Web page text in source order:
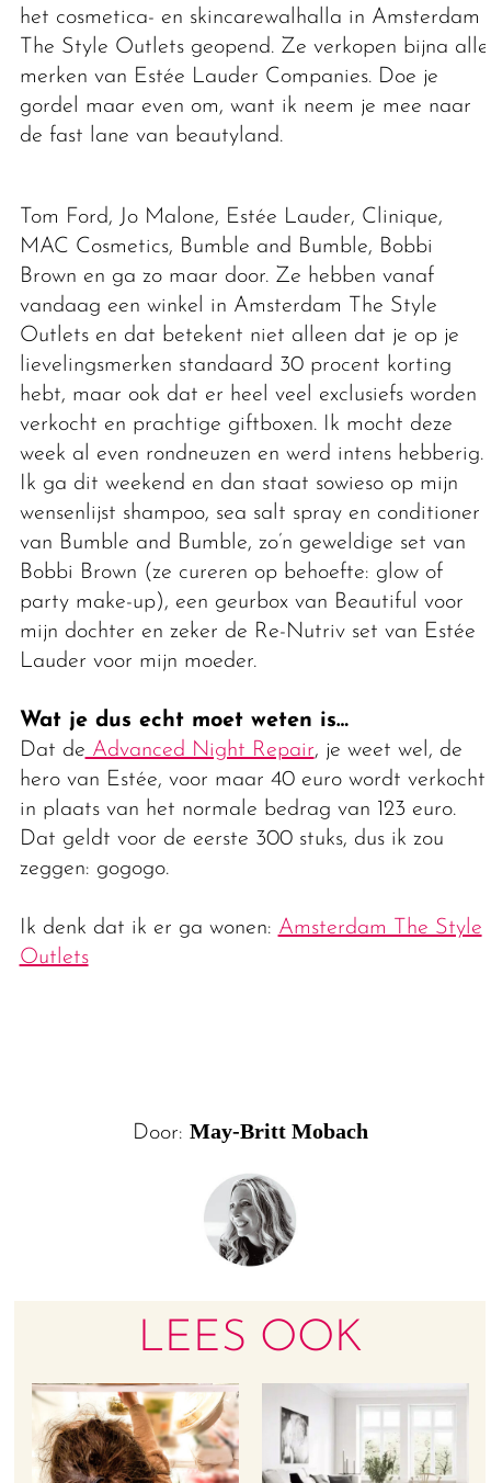
het cosmetica- en skincarewalhalla in Amsterdam
The Style Outlets geopend. Ze verkopen bijna alle
merken van Estée Lauder Companies. Doe je
gordel maar even om, want ik neem je mee naar
de fast lane van beautyland.
Tom Ford, Jo Malone, Estée Lauder, Clinique,
MAC Cosmetics, Bumble and Bumble, Bobbi
Brown en ga zo maar door. Ze hebben vanaf
vandaag een winkel in Amsterdam The Style
Outlets en dat betekent niet alleen dat je op je
lievelingsmerken standaard 30 procent korting
hebt, maar ook dat er heel veel exclusiefs worden
verkocht en prachtige giftboxen. Ik mocht deze
week al even rondneuzen en werd intens hebberig.
Ik ga dit weekend en dan staat sowieso op mijn
wensenlijst shampoo, sea salt spray en conditioner
van Bumble and Bumble, zo’n geweldige set van
Bobbi Brown (ze cureren op behoefte: glow of
party make-up), een geurbox van Beautiful voor
mijn dochter en zeker de Re-Nutriv set van Estée
Lauder voor mijn moeder.
Wat je dus echt moet weten is…
Dat de Advanced Night Repair, je weet wel, de
hero van Estée, voor maar 40 euro wordt verkocht
in plaats van het normale bedrag van 123 euro.
Dat geldt voor de eerste 300 stuks, dus ik zou
zeggen: gogogo.
Ik denk dat ik er ga wonen: Amsterdam The Style
Outlets
Door: May-Britt Mobach
LEES OOK